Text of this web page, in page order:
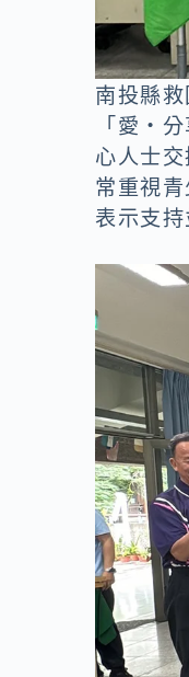
南投縣
「愛‧
心人士
常重視
表示支